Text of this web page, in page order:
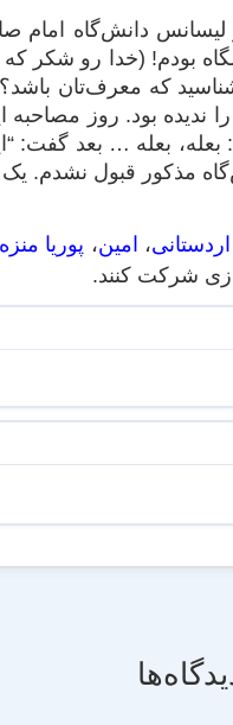
دانش‌گاه امام
بودم! (خدا رو شکر که
که معرف‌تان باشد؟
بود. روز مصاحبه
بعله … بعد گفت:
قبول نشدم. یک
، امین، پوریا منزه
شرکت کنند.